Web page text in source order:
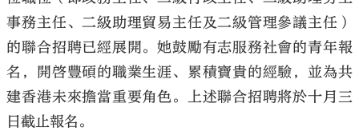
事務主任、二級助理貿易主任及二級管理參議主任）
的聯合招聘已經展開。她鼓勵有志服務社會的青年報
名，開啓豐碩的職業生涯、累積寶貴的經驗，並為共
建香港未來擔當重要角色。上述聯合招聘將於十月三
日截止報名。